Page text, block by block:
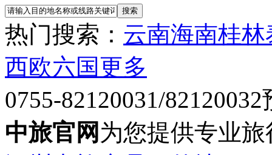
热门搜索： 云南海南桂林
西欧六国更多
0755-82120031/82120032
中旅官网 为您提供专业